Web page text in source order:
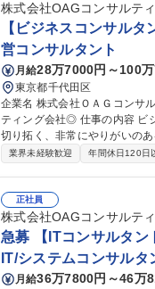
株式会社OAGコンサルテ
【ビジネスコンサル
営コンサルタント
月給28万7000円～100
東京都千代田区
企業名 株式会社ＯＡＧコンサルティング 求人名 【ビジネスコンサルタント】中堅中
ティング会社◎ 仕事の内容 ビジネスコンサルタントとして経営の根幹に深く関与し、クライアント企業の未来を
切り拓く、非常にやりがいの
面から課題を特定。 再生計画を策定し、その実現に不可欠な金融機関との交渉までを粘り強く実行します。企業
業界未経験歓迎 年間休日120日
正社員
株式会社OAGコンサルテ
急募 【ITコンサルタン
IT/システムコンサルタ
月給36万7800円～46万